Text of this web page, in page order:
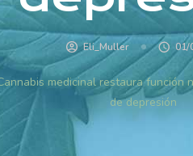
Eli_Muller 01/
medicinal restaura función
de depresión